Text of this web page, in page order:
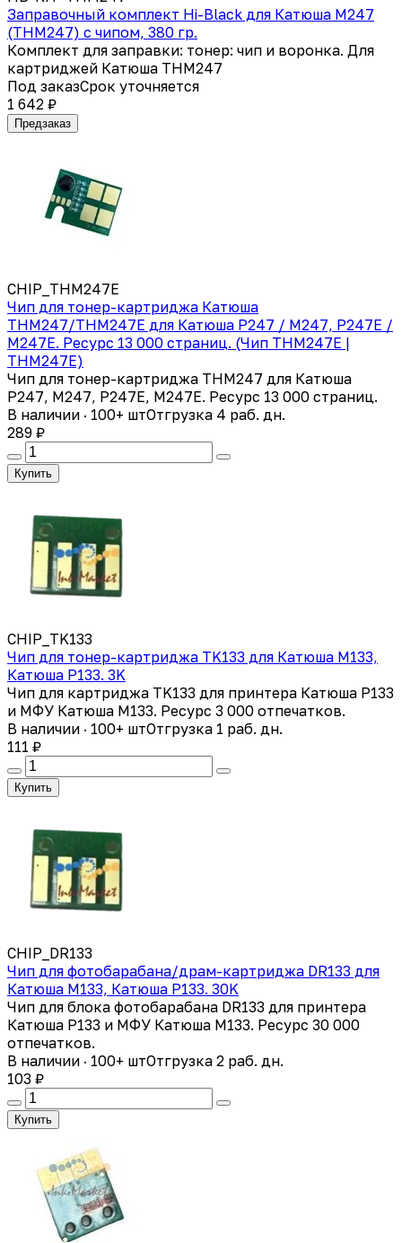
Заправочный комплект Hi-Black для Катюша M247
(THM247) с чипом, 380 гр.
Комплект для заправки: тонер: чип и воронка. Для
картриджей Катюша THM247
Под заказСрок уточняется
1 642 ₽
Предзаказ
CHIP_THМ247E
Чип для тонер-картриджа Катюша
THМ247/THМ247E для Катюша Р247 / М247, Р247E /
М247E. Ресурс 13 000 страниц. (Чип THМ247E |
THM247E)
Чип для тонер-картриджа THМ247 для Катюша
Р247, М247, Р247E, М247E. Ресурс 13 000 страниц.
В наличии · 100+ штОтгрузка 4 раб. дн.
289 ₽
Купить
CHIP_TK133
Чип для тонер-картриджа TK133 для Катюша M133,
Катюша P133. 3K
Чип для картриджа TK133 для принтера Катюша Р133
и МФУ Катюша М133. Ресурс 3 000 отпечатков.
В наличии · 100+ штОтгрузка 1 раб. дн.
111 ₽
Купить
CHIP_DR133
Чип для фотобарабана/драм-картриджа DR133 для
Катюша M133, Катюша P133. 30K
Чип для блока фотобарабана DR133 для принтера
Катюша Р133 и МФУ Катюша М133. Ресурс 30 000
отпечатков.
В наличии · 100+ штОтгрузка 2 раб. дн.
103 ₽
Купить